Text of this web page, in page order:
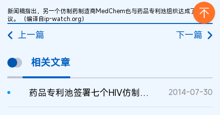
新闻稿指出，另一个仿制药制造商MedChem也与药品专利池组织达成了协
议。 （编译自ip-watch.org）
上一篇 下一篇
相关文章
药品专利池签署七个HIV仿制药分许可协议 2014-07-30